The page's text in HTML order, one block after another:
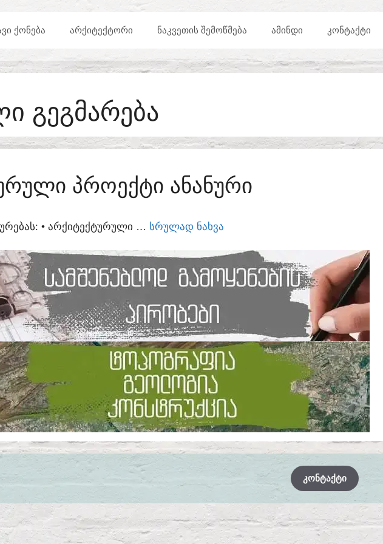
ᲥᲝᲜᲔᲑᲐ ᲐᲠᲥᲘᲢᲔᲥᲢᲝᲠᲘ ᲜᲐᲙᲕᲔᲗᲘᲡ ᲨᲔᲛᲝᲬᲛᲔᲑᲐ ᲐᲛᲘᲜᲓᲘ ᲙᲝᲜᲢᲐᲥᲢᲘ
ᲒᲔᲒᲛᲐᲠᲔᲑᲐ
ᲞᲠᲝᲔᲥᲢᲘ ᲐᲜᲐᲜᲣᲠᲘ
• ᲐᲠᲥᲘᲢᲔᲥᲢᲣᲠᲣᲚᲘ … ᲡᲠᲣᲚᲐᲓ ᲜᲐᲮᲕᲐ
ᲙᲝᲜᲢᲐᲥᲢᲘ